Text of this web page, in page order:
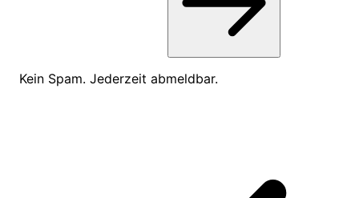
Kein Spam. Jederzeit abmeldbar.